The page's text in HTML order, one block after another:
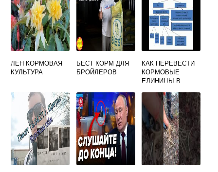
ЛЕН КОРМОВАЯ
КУЛЬТУРА
БЕСТ КОРМ ДЛЯ
БРОЙЛЕРОВ
КАК ПЕРЕВЕСТИ
КОРМОВЫЕ
ЕДИНИЦЫ В
ЭНЕРГИЮ